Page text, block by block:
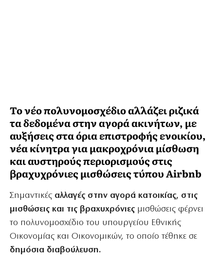
Το νέο πολυνομοσχέδιο αλλάζει ριζικά
τα δεδομένα στην αγορά ακινήτων, με
αυξήσεις στα όρια επιστροφής ενοικίου,
νέα κίνητρα για μακροχρόνια μίσθωση
και αυστηρούς περιορισμούς στις
βραχυχρόνιες μισθώσεις τύπου Airbnb
Σημαντικές αλλαγές στην αγορά κατοικίας, στις
μισθώσεις και τις βραχυχρόνιες μισθώσεις φέρνει
το πολυνομοσχέδιο του υπουργείου Εθνικής
Οικονομίας και Οικονομικών, το οποίο τέθηκε σε
δημόσια διαβούλευση.